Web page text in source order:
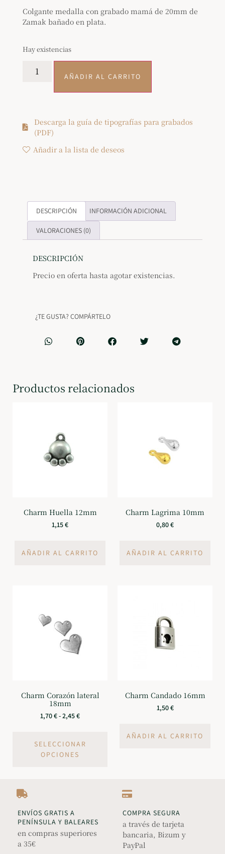
Colgante medalla con grabado mamá de 20mm de
Zamak bañado en plata.
Hay existencias
AÑADIR AL CARRITO
Descarga la guía de tipografías para grabados
(PDF)
Añadir a la lista de deseos
DESCRIPCIÓN INFORMACIÓN ADICIONAL
VALORACIONES (0)
DESCRIPCIÓN
Precio en oferta hasta agotar existencias.
¿TE GUSTA? COMPÁRTELO
Productos relacionados
Charm Huella 12mm
1,15€
AÑADIR AL CARRITO
Charm Lagrima 10mm
0,80€
AÑADIR AL CARRITO
Charm Corazón lateral
18mm
1,70€-2,45€
SELECCIONAR
OPCIONES
Charm Candado 16mm
1,50€
AÑADIR AL CARRITO
ENVÍOS GRATIS A
PENÍNSULA Y BALEARES
en compras superiores
a 35€
COMPRA SEGURA
a través de tarjeta
bancaria, Bizum y
PayPal